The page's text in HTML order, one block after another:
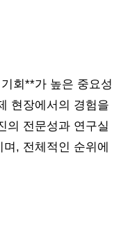
회**가 높은 중요성
현장에서의 경험을
의 전문성과 연구실
, 전체적인 순위에